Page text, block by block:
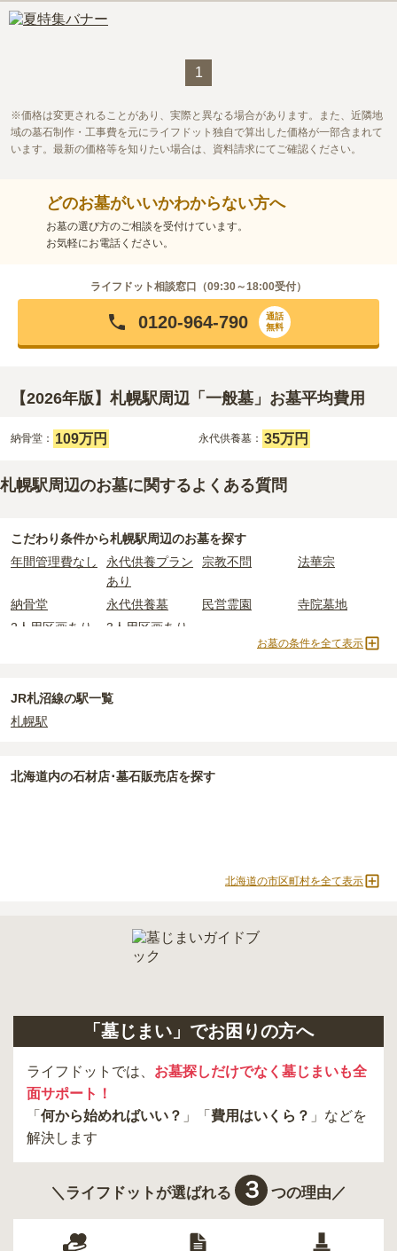
ーパーなど何でもあります。徒歩圏内には有名観光地「札幌市時
計台」もあります。
口コミ評価
1
価格は変更されることがあり、実際と異なる場合があります。また、近隣地
域の墓石制作・工事費を元にライフドット独自で算出した価格が一部含まれて
います。最新の価格等を知りたい場合は、資料請求にてご確認ください。
どのお墓がいいかわからない方へ
お墓の選び方のご相談を受付けています。
お気軽にお電話ください。
ライフドット相談窓口（09:30～18:00受付）
0120-964-790
通話
無料
【2026年版】札幌駅周辺「一般墓」お墓平均費用
納骨堂： 109万円 永代供養墓： 35万円
札幌駅周辺のお墓に関するよくある質問
こだわり条件から札幌駅周辺のお墓を探す
年間管理費なし
永代供養プラン
あり
宗教不問 法華宗
納骨堂 永代供養墓 民営霊園
寺院墓地
2人用区画あり
3人用区画あり
お墓の条件を全て表示
JR札沼線の駅一覧
札幌駅
北海道内の石材店･墓石販売店を探す
北海道の市区町村を全て表示
「墓じまい」でお困りの方へ
ライフドットでは、 お墓探しだけでなく墓じまいも全
面サポート！
「 何から始めればいい？ 」「 費用はいくら？ 」などを
解決します
＼ライフドットが選ばれる ３ つの理由／